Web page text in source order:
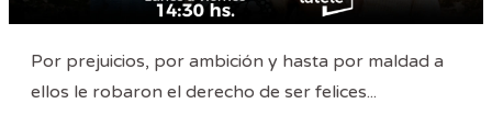
Por prejuicios, por ambición y hasta por maldad a
ellos le robaron el derecho de ser felices...